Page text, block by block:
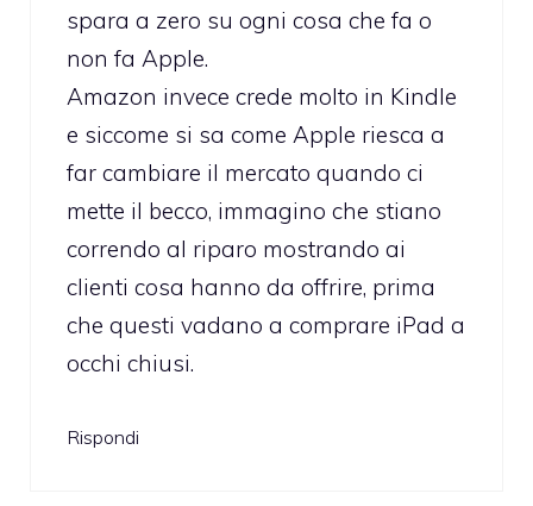
spara a zero su ogni cosa che fa o
non fa Apple.
Amazon invece crede molto in Kindle
e siccome si sa come Apple riesca a
far cambiare il mercato quando ci
mette il becco, immagino che stiano
correndo al riparo mostrando ai
clienti cosa hanno da offrire, prima
che questi vadano a comprare iPad a
occhi chiusi.
Rispondi